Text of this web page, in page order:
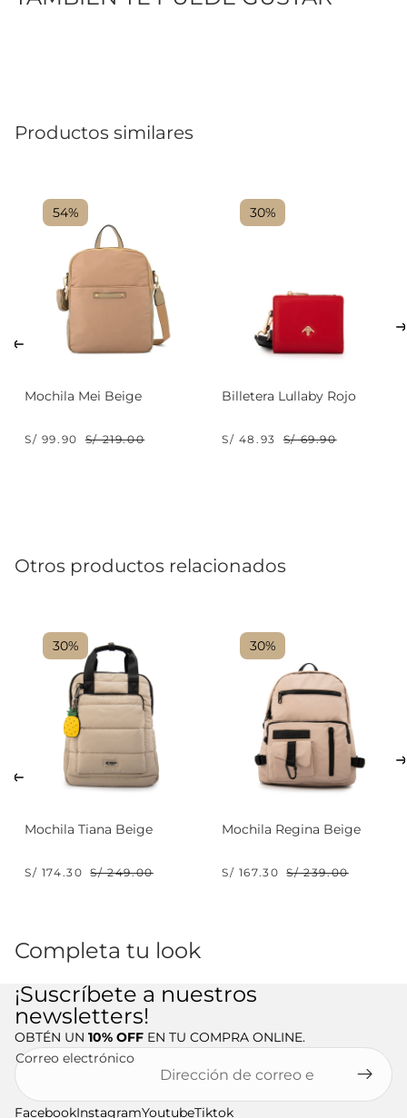
Productos similares
54%
Mochila Mei Beige
S/ 99.90 S/ 219.00
30%
Billetera Lullaby Rojo
S/ 48.93 S/ 69.90
Otros productos relacionados
30%
Mochila Tiana Beige
S/ 174.30 S/ 249.00
30%
Mochila Regina Beige
S/ 167.30 S/ 239.00
Completa tu look
¡Suscríbete a nuestros
newsletters!
OBTÉN UN 10% OFF EN TU COMPRA ONLINE.
Correo electrónico
FacebookInstagramYoutubeTiktok